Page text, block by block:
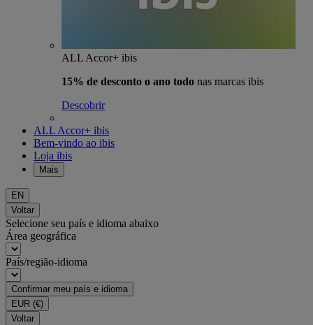
ALL Accor+ ibis
15% de desconto o ano todo nas marcas ibis
Descobrir
ALL Accor+ ibis
Bem-vindo ao ibis
Loja ibis
Mais
EN
Voltar
Selecione seu país e idioma abaixo
Área geográfica
País/região-idioma
Confirmar meu país e idioma
EUR (€)
Voltar